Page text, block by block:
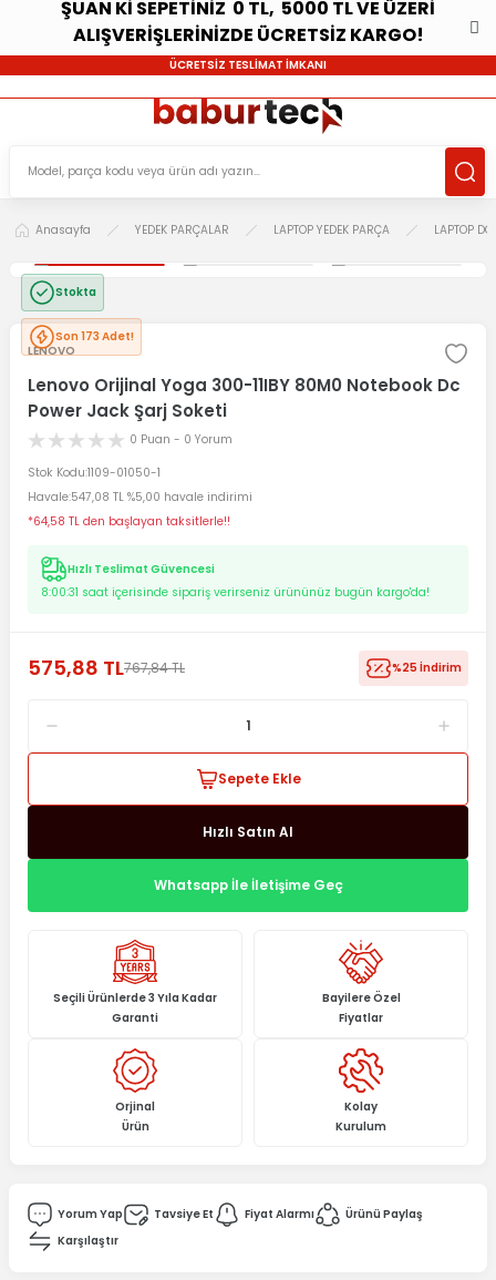
ŞUAN Kİ SEPETİNİZ 0 TL, 5000 TL VE ÜZERİ
ALIŞVERİŞLERİNİZDE ÜCRETSİZ KARGO!
ÜCRETSİZ TESLİMAT İMKANI
Anasayfa YEDEK PARÇALAR LAPTOP YEDEK PARÇA LAPTOP
Stokta
Son 173 Adet!
LENOVO
Lenovo Orijinal Yoga 300-11IBY 80M0 Notebook Dc
Power Jack Şarj Soketi
0 Puan - 0 Yorum
Stok Kodu 1109-01050-1
Havale 547,08 TL %5,00 havale indirimi
*64,58 TL den başlayan taksitlerle!!
Hızlı Teslimat Güvencesi
8:00:30 saat içerisinde sipariş verirseniz ürününüz bugün kargo'da!
575,88 TL767,84 TL %25 İndirim
Sepete Ekle
Hızlı Satın Al
Whatsapp İle İletişime Geç
Seçili Ürünlerde 3 Yıla Kadar
Garanti
Bayilere Özel
Fiyatlar
Orjinal
Ürün
Kolay
Kurulum
Yorum Yap Tavsiye Et Fiyat Alarmı
Ürünü Paylaş
Karşılaştır